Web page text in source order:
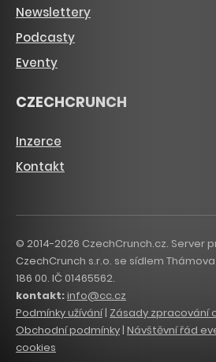
Newslettery
Podcasty
Eventy
CZECHCRUNCH
Inzerce
Kontakt
© 2014-2026 CzechCrunch.cz. Server
CzechCrunch s.r.o. se sídlem
186 00. IČ 01465562.
kontakt:info@cc.cz
Podmínky užívání| Zásady zpracování
Obchodní podmínky | Návštěvní řád
cookies